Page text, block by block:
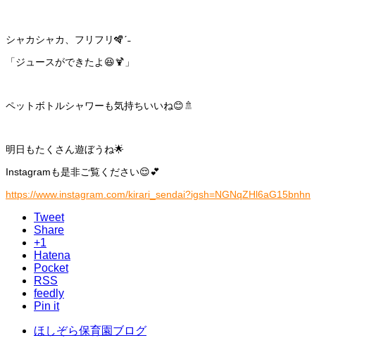
シャカシャカ、フリフリ🪇ˊ˗
「ジュースができたよ😆🍹」
ペットボトルシャワーも気持ちいいね😊🚿
明日もたくさん遊ぼうね🌟
Instagramも是非ご覧ください😌💕
https://www.instagram.com/kirari_sendai?igsh=NGNqZHl6aG15bnhn
Tweet
Share
+1
Hatena
Pocket
RSS
feedly
Pin it
ほしぞら保育園ブログ